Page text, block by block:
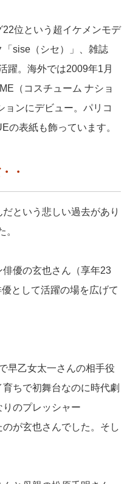
22位という超イケメンモデ
sise（シセ）」、雑誌
躍。海外では2009年1月
（コスチューム ナショ
ョンにデビュー。パリコ
の表紙も飾っています。
・
という悲しい過去があり
。
優の玄也さん（享年23
として活躍の場を広げて
早乙女太一さんの相手役
ちで初舞台なのに時代劇
のプレッシャー
が玄也さんでした。そし